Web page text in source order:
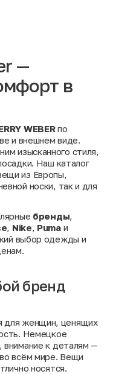
—
в
WEBERпо
и внешнем виде.
изысканного стиля,
Наш каталог
из Европы,
носки, так и для
бренды,
, Nike, Pumaи
выбор одежды и
бренд
для женщин, ценящих
Немецкое
внимание к деталям —
всём мире. Вещи
носятся.